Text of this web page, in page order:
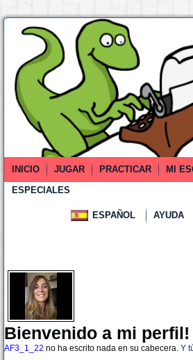
INICIO JUGAR PRACTICAR MI
ESPECIALES
ESPAÑOL AYUDA
Bienvenido a mi perfil!
AF3_1_22 no ha escrito nada en su cabecera. Y